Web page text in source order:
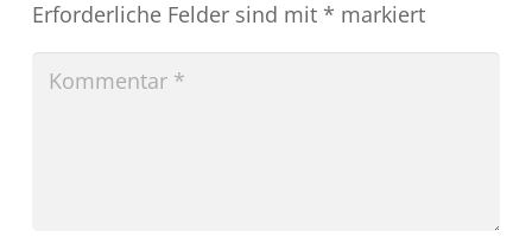
Erforderliche Felder sind mit * markiert